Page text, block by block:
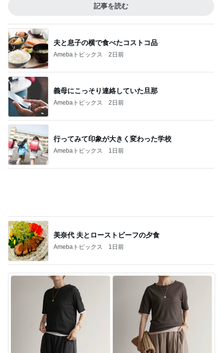
Amebaトピックス 2日前
義母にこっそり連絡していた旦那
Amebaトピックス 2日前
行ってみて印象が大きく変わった学校
Amebaトピックス 1日前
美奈代 夫とローストビーフの夕食
Amebaトピックス 1日前
欲しいぞってなったパンツの再販
Amebaトピックス 1日前